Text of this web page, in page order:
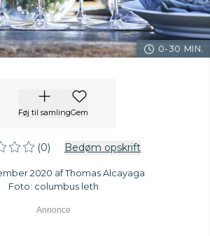
0-30 MIN.
Føj til samlingGem
(0) Bedøm opskrift
2020 af Thomas Alcayaga
Foto: columbus leth